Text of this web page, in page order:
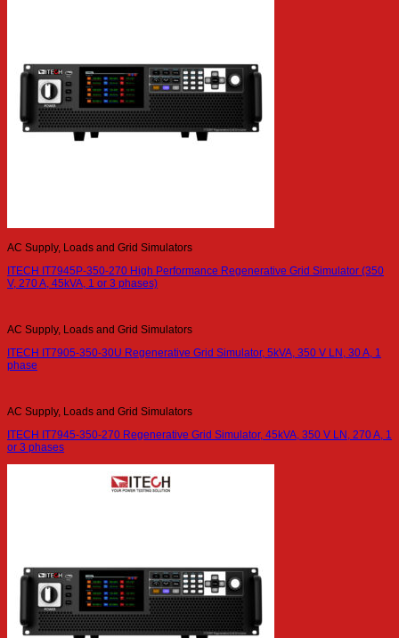
AC Supply, Loads and Grid Simulators
ITECH IT7945P-350-270 High Performance Regenerative Grid Simulator (350
V, 270 A, 45kVA, 1 or 3 phases)
AC Supply, Loads and Grid Simulators
ITECH IT7905-350-30U Regenerative Grid Simulator, 5kVA, 350 V LN, 30 A, 1
phase
AC Supply, Loads and Grid Simulators
ITECH IT7945-350-270 Regenerative Grid Simulator, 45kVA, 350 V LN, 270 A, 1
or 3 phases